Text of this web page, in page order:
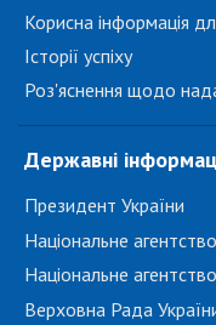
Корисна інформація
Історії успіху
Роз'яснення щодо
Державні
Президент України
Національне
Національне
Верховна Рада